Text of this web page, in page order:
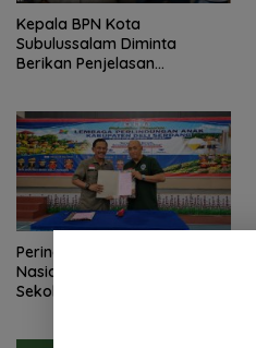
Kepala BPN Kota
Subulussalam Diminta
Berikan Penjelasan
Kepastian
Peringatan Hari Anak
Nasional 2026 di Sejumlah
Sekolah Belum Sesuai